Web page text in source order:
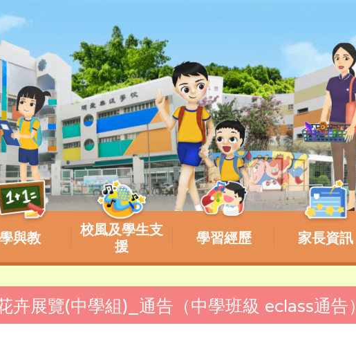
學與教
校風及學生支
援
學習經歷 家長資訊
展覽(中學組)_通告（中學班級 eclass通告）